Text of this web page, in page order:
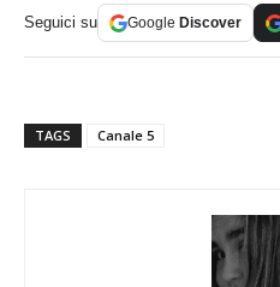
Seguici su Google Discover
TAGS Canale 5